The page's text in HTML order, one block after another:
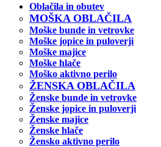
Oblačila in obutev
MOŠKA OBLAČILA
Moške bunde in vetrovke
Moške jopice in puloverji
Moške majice
Moške hlače
Moško aktivno perilo
ŽENSKA OBLAČILA
Ženske bunde in vetrovke
Ženske jopice in puloverji
Ženske majice
Ženske hlače
Žensko aktivno perilo